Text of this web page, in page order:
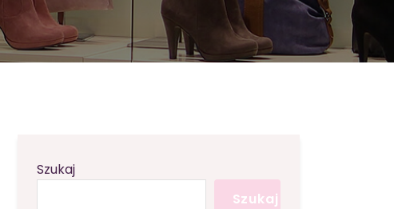
Szukaj
Szukaj